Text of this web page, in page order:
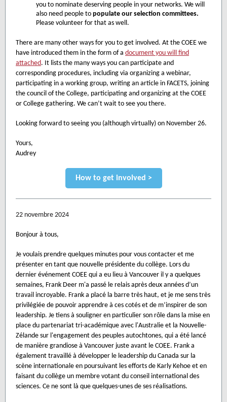
you to nominate deserving people in your networks. We will
also need people to populate our selection committees.
Please volunteer for that as well.
There are many other ways for you to get involved. At the COEE we
have introduced them in the form of a document you will find
attached. It lists the many ways you can participate and
corresponding procedures, including via organizing a webinar,
participating in a working group, writing an article in FACETS, joining
the council of the College, participating and organizing at the COEE
or College gathering. We can’t wait to see you there.
Looking forward to seeing you (although virtually) on November 26.
Yours,
Audrey
How to get involved >
22 novembre 2024
Bonjour à tous,
Je voulais prendre quelques minutes pour vous contacter et me
présenter en tant que nouvelle présidente du collège. Lors du
dernier événement COEE qui a eu lieu à Vancouver il y a quelques
semaines, Frank Deer m'a passé le relais après deux années d’un
travail incroyable. Frank a placé la barre très haut, et je me sens très
privilégiée de pouvoir apprendre à ces cotés et de m’inspirer de son
leadership. Je tiens à souligner en particulier son rôle dans la mise en
place du partenariat tri-académique avec l'Australie et la Nouvelle-
Zélande sur l'engagement des peuples autochtones, qui a été lancé
de manière grandiose à Vancouver juste avant le COEE. Frank a
également travaillé à développer le leadership du Canada sur la
scène internationale en poursuivant les efforts de Karly Kehoe et en
faisant du collège un membre votant du conseil international des
sciences. Ce ne sont là que quelques-unes de ses réalisations.